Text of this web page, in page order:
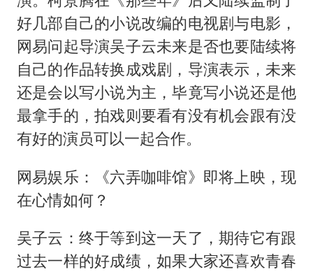
好几部自己的小说改编的电视剧与电影，
网易问起导演吴子云未来是否也要陆续将
自己的作品转换成戏剧，导演表示，未来
还是会以写小说为主，毕竟写小说还是他
最拿手的，拍戏则要看有没有机会跟有没
有好的演员可以一起合作。
网易娱乐：《六弄咖啡馆》即将上映，现
在心情如何？
吴子云：终于等到这一天了，期待它有跟
过去一样的好成绩，如果大家还喜欢青春